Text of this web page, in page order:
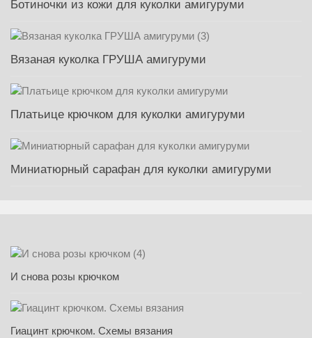
Ботиночки из кожи для куколки амигуруми
Вязаная куколка ГРУША амигуруми
Платьице крючком для куколки амигуруми
Миниатюрный сарафан для куколки амигуруми
И снова розы крючком
Гиацинт крючком. Схемы вязания